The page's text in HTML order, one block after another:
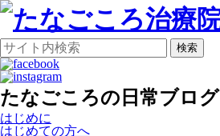
検索
たなごころの日常ブログ
はじめに
はじめての方へ